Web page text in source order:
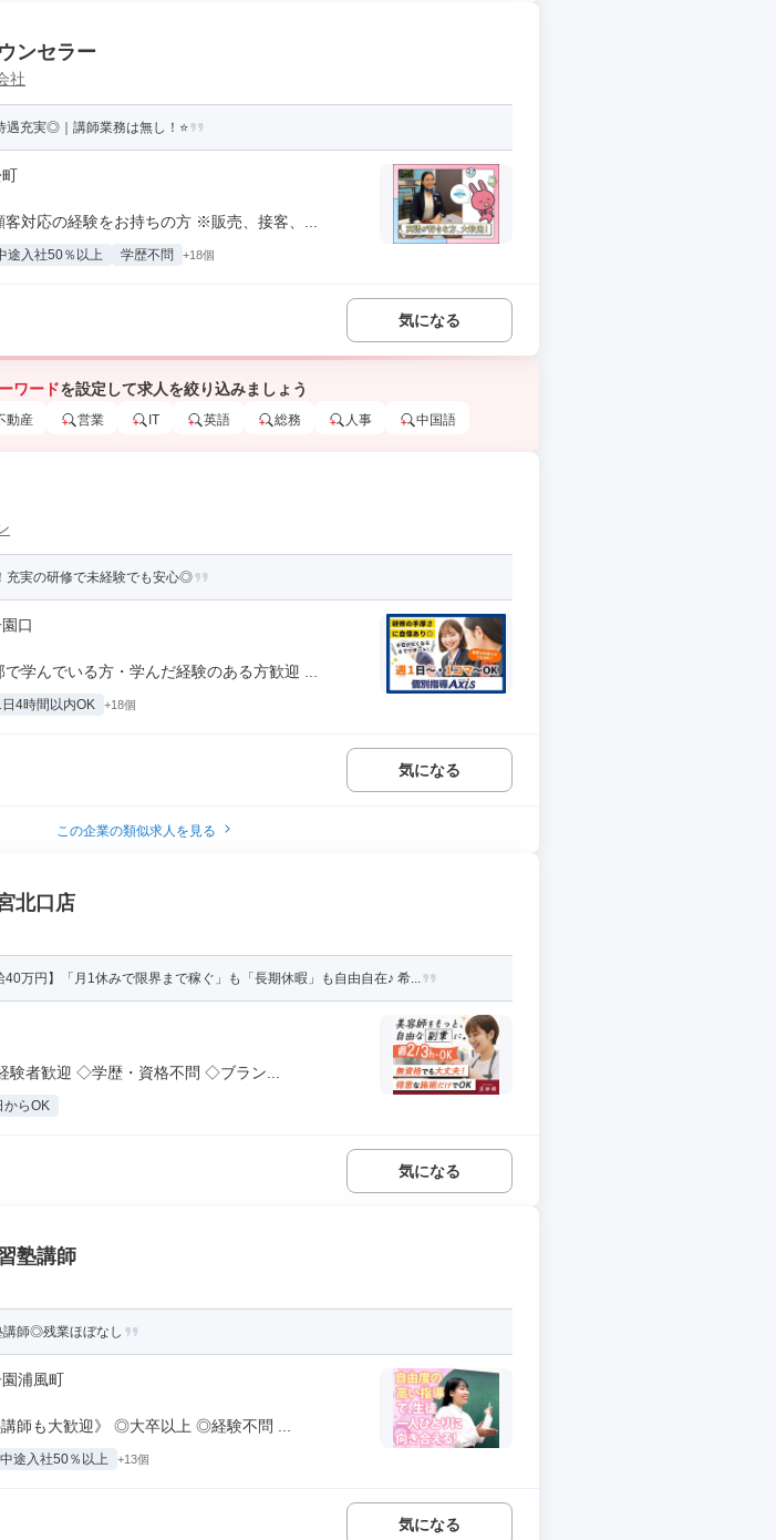
ンセラー
社
遇充実◎｜講師業務は無し！⭐
対応の経験をお持ちの方 ※販売、接客、...
途入社50％以上 学歴不問 +18個
気になる
ワードを設定して求人を絞り込みましょう
動産 営業 IT 英語 総務 人事 中国語
充実の研修で未経験でも安心◎
口
学んでいる方・学んだ経験のある方歓迎 ...
日4時間以内OK +18個
気になる
この企業の類似求人を見る
北口店
40万円】「月1休みで限界まで稼ぐ」も「長期休暇」も自由自在♪ 希...
者歓迎 ◇学歴・資格不問 ◇ブラン...
からOK
気になる
塾講師
講師◎残業ほぼなし
浦風町
師も大歓迎》 ◎大卒以上 ◎経験不問 ...
中途入社50％以上 +13個
気になる